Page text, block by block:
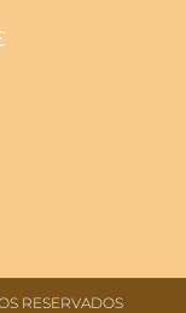
RESERVADOS